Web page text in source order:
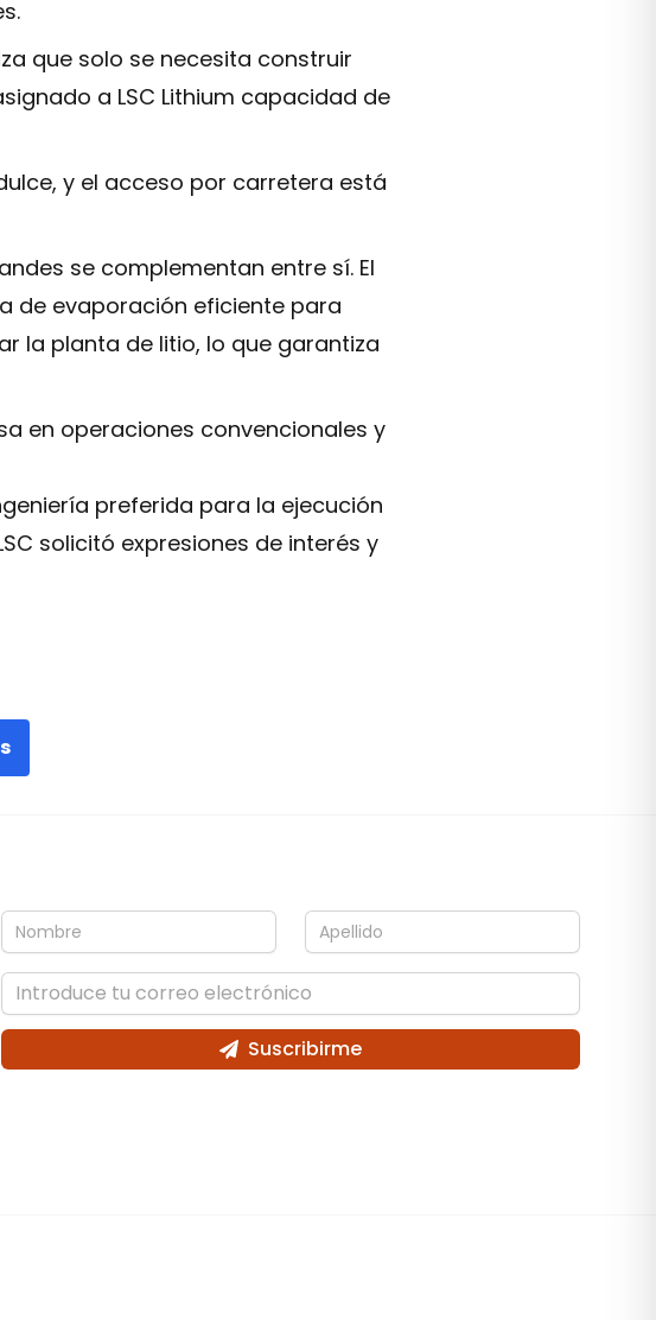
que solo se necesita construir
a LSC Lithium capacidad de
y el acceso por carretera está
se complementan entre sí. El
de evaporación eficiente para
la planta de litio, lo que garantiza
en operaciones convencionales y
preferida para la ejecución
solicitó expresiones de interés y
Suscribirme